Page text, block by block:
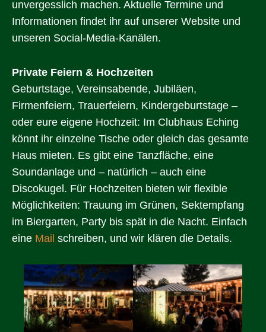
unvergesslich machen. Aktuelle Termine und
Informationen findet ihr auf unserer Website und
unseren Social-Media-Kanälen.
Private Feiern & Hochzeiten
Geburtstage, Vereinsabende, Jubiläen,
Firmenfeiern, Trauerfeiern, Kindergeburtstage –
oder eure eigene Hochzeit: Im Clubhaus Eching
könnt ihr einzelne Tische oder gleich das gesamte
Haus mieten. Es gibt eine Tanzfläche, eine
Soundanlage und – natürlich – auch eine
Discokugel. Für Hochzeiten bieten wir flexible
Möglichkeiten: Trauung im Grünen, Sektempfang
im Biergarten, Party bis spät in die Nacht. Einfach
eine Mail schreiben, und wir klären die Details.